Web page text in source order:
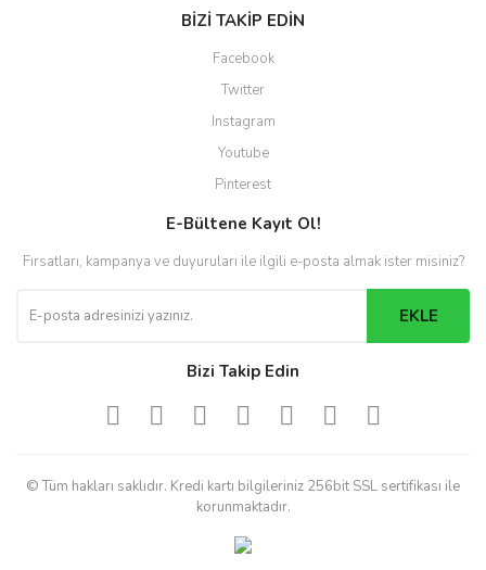
BİZİ TAKİP EDİN
Facebook
Twitter
Instagram
Youtube
Pinterest
E-Bültene Kayıt Ol!
Fırsatları, kampanya ve duyuruları ile ilgili e-posta almak ister misiniz?
EKLE
Bizi Takip Edin
© Tüm hakları saklıdır. Kredi kartı bilgileriniz 256bit SSL sertifikası ile
korunmaktadır.